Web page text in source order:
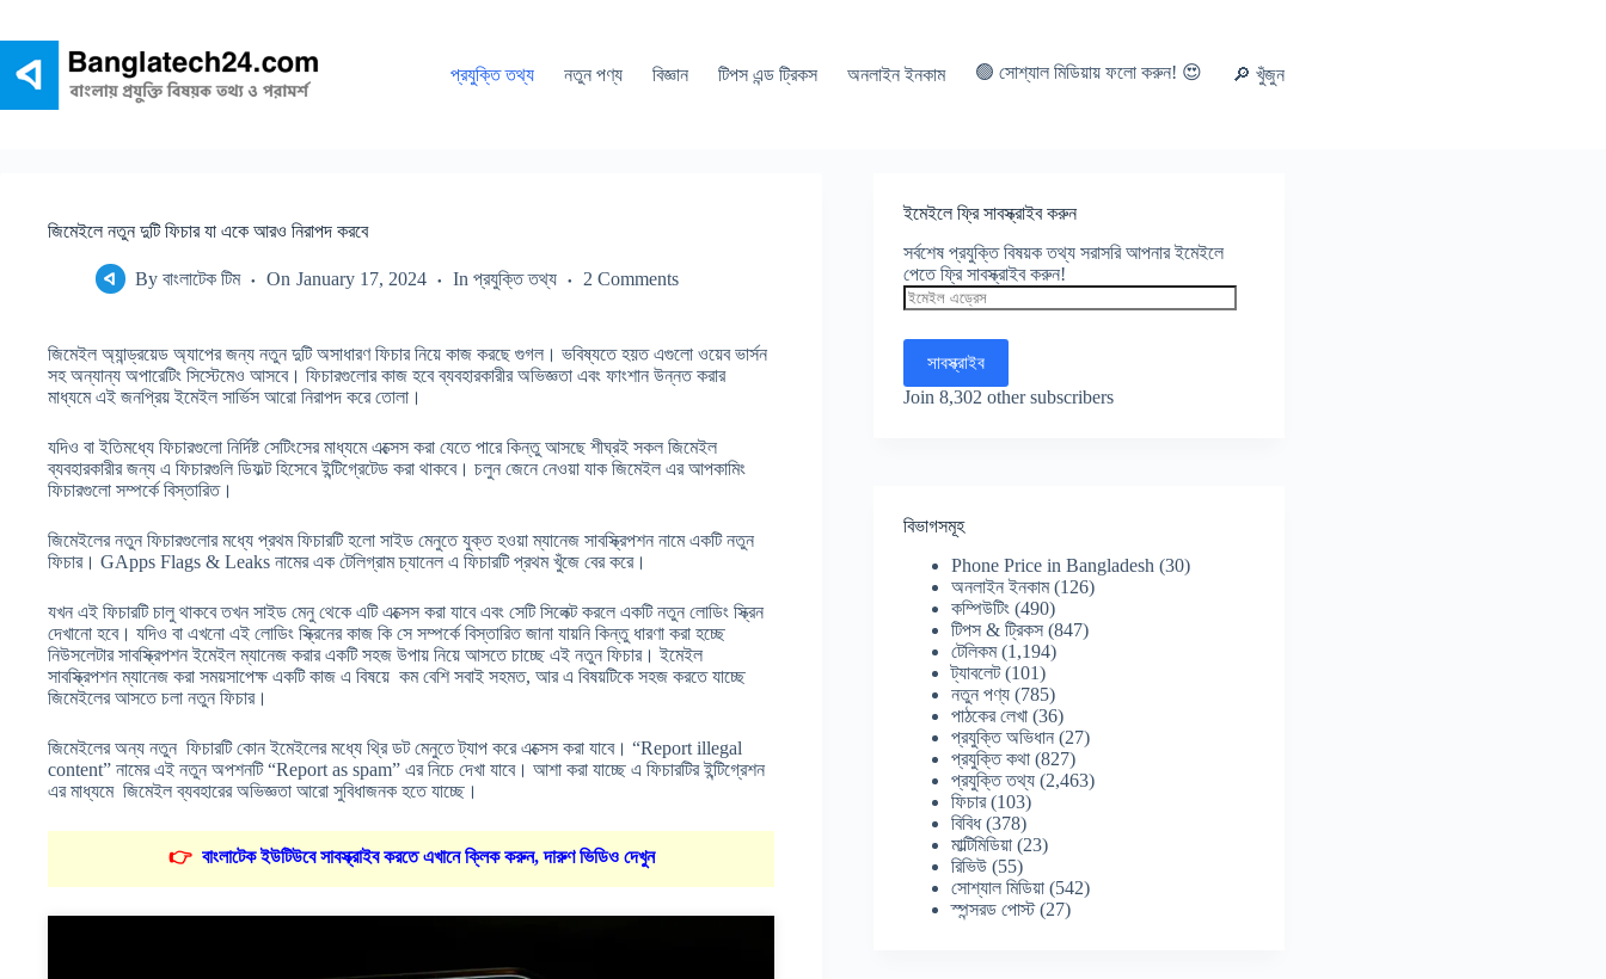
প্রযুক্তি তথ্য
নতুন পণ্য বিজ্ঞান টিপস এন্ড ট্রিকস অনলাইন ইনকাম 🟢 সোশ্যাল মিডিয়ায় ফলো করুন! 😍 🔎 খুঁজুন
জিমেইলে নতুন দুটি ফিচার যা একে আরও নিরাপদ করবে
By বাংলাটেক টিম On January 17, 2024 In প্রযুক্তি তথ্য 2 Comments
জিমেইল অ্যান্ড্রয়েড অ্যাপের জন্য নতুন দুটি অসাধারণ ফিচার নিয়ে কাজ করছে গুগল। ভবিষ্যতে হয়ত এগুলো ওয়েব ভার্সন
সহ অন্যান্য অপারেটিং সিস্টেমেও আসবে। ফিচারগুলোর কাজ হবে ব্যবহারকারীর অভিজ্ঞতা এবং ফাংশান উন্নত করার
মাধ্যমে এই জনপ্রিয় ইমেইল সার্ভিস আরো নিরাপদ করে তোলা।
যদিও বা ইতিমধ্যে ফিচারগুলো নির্দিষ্ট সেটিংসের মাধ্যমে এক্সেস করা যেতে পারে কিন্তু আসছে শীঘ্রই সকল জিমেইল
ব্যবহারকারীর জন্য এ ফিচারগুলি ডিফল্ট হিসেবে ইন্টিগ্রেটেড করা থাকবে। চলুন জেনে নেওয়া যাক জিমেইল এর আপকামিং
ফিচারগুলো সম্পর্কে বিস্তারিত।
জিমেইলের নতুন ফিচারগুলোর মধ্যে প্রথম ফিচারটি হলো সাইড মেনুতে যুক্ত হওয়া ম্যানেজ সাবস্ক্রিপশন নামে একটি নতুন
ফিচার। GApps Flags & Leaks নামের এক টেলিগ্রাম চ্যানেল এ ফিচারটি প্রথম খুঁজে বের করে।
যখন এই ফিচারটি চালু থাকবে তখন সাইড মেনু থেকে এটি এক্সেস করা যাবে এবং সেটি সিলেক্ট করলে একটি নতুন লোডিং স্ক্রিন
দেখানো হবে। যদিও বা এখনো এই লোডিং স্ক্রিনের কাজ কি সে সম্পর্কে বিস্তারিত জানা যায়নি কিন্তু ধারণা করা হচ্ছে
নিউসলেটার সাবস্ক্রিপশন ইমেইল ম্যানেজ করার একটি সহজ উপায় নিয়ে আসতে চাচ্ছে এই নতুন ফিচার। ইমেইল
সাবস্ক্রিপশন ম্যানেজ করা সময়সাপেক্ষ একটি কাজ এ বিষয়ে কম বেশি সবাই সহমত, আর এ বিষয়টিকে সহজ করতে যাচ্ছে
জিমেইলের আসতে চলা নতুন ফিচার।
জিমেইলের অন্য নতুন ফিচারটি কোন ইমেইলের মধ্যে থ্রি ডট মেনুতে ট্যাপ করে এক্সেস করা যাবে। “Report illegal
content” নামের এই নতুন অপশনটি “Report as spam” এর নিচে দেখা যাবে। আশা করা যাচ্ছে এ ফিচারটির ইন্টিগ্রেশন
এর মাধ্যমে জিমেইল ব্যবহারের অভিজ্ঞতা আরো সুবিধাজনক হতে যাচ্ছে।
👉 বাংলাটেক ইউটিউবে সাবস্ক্রাইব করতে এখানে ক্লিক করুন, দারুণ ভিডিও দেখুন
ইমেইলে ফ্রি সাবস্ক্রাইব করুন
সর্বশেষ প্রযুক্তি বিষয়ক তথ্য সরাসরি আপনার ইমেইলে
পেতে ফ্রি সাবস্ক্রাইব করুন!
ইমেইল
এড্রেস
সাবস্ক্রাইব
Join 8,302 other subscribers
বিভাগসমূহ
Phone Price in Bangladesh (30)
অনলাইন ইনকাম(126)
কম্পিউটিং (490)
টিপস & ট্রিকস (847)
টেলিকম(1,194)
ট্যাবলেট(101)
নতুন পণ্য (785)
পাঠকের লেখা (36)
প্রযুক্তি অভিধান (27)
প্রযুক্তি কথা (827)
প্রযুক্তি তথ্য (2,463)
ফিচার(103)
বিবিধ(378)
মাল্টিমিডিয়া (23)
রিভিউ (55)
সোশ্যাল মিডিয়া (542)
স্পন্সরড পোস্ট(27)